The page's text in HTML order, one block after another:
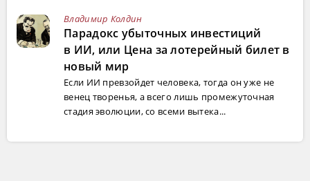
Владимир Колдин
Парадокс убыточных инвестиций
в ИИ, или Цена за лотерейный билет в
новый мир
Если ИИ превзойдет человека, тогда он уже не
венец творенья, а всего лишь промежуточная
стадия эволюции, со всеми вытека...